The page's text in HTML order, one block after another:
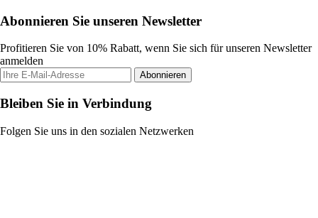
Abonnieren Sie unseren Newsletter
Profitieren Sie von 10% Rabatt, wenn Sie sich für unseren Newsletter
anmelden
Abonnieren
Bleiben Sie in Verbindung
Folgen Sie uns in den sozialen Netzwerken